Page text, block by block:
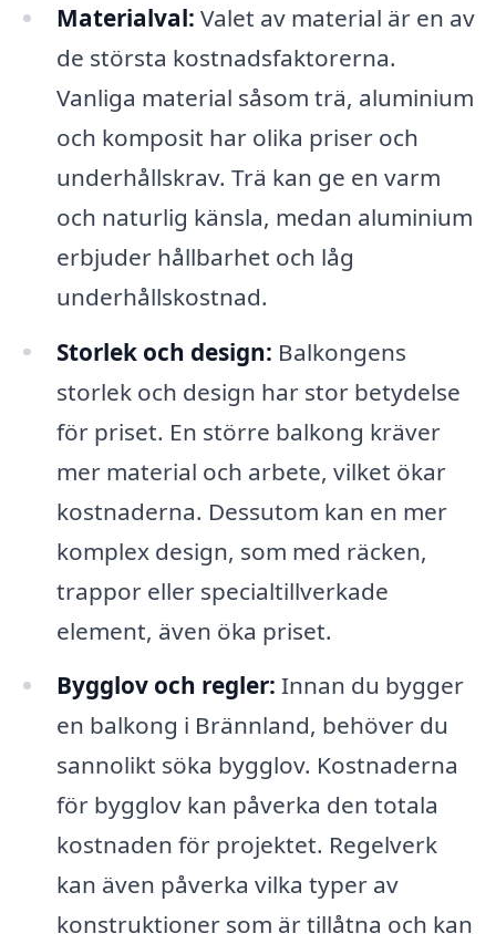
Materialval: Valet av material är en av
de största kostnadsfaktorerna.
Vanliga material såsom trä, aluminium
och komposit har olika priser och
underhållskrav. Trä kan ge en varm
och naturlig känsla, medan aluminium
erbjuder hållbarhet och låg
underhållskostnad.
Storlek och design: Balkongens
storlek och design har stor betydelse
för priset. En större balkong kräver
mer material och arbete, vilket ökar
kostnaderna. Dessutom kan en mer
komplex design, som med räcken,
trappor eller specialtillverkade
element, även öka priset.
Bygglov och regler: Innan du bygger
en balkong i Brännland, behöver du
sannolikt söka bygglov. Kostnaderna
för bygglov kan påverka den totala
kostnaden för projektet. Regelverk
kan även påverka vilka typer av
konstruktioner som är tillåtna och kan